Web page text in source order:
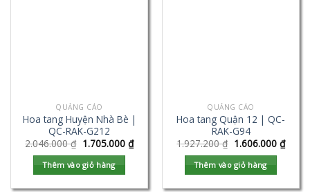
QUẢNG CÁO
Hoa tang Huyện Nhà Bè |
QC-RAK-G212
2.046.000₫ 1.705.000 ₫
Thêm vào giỏ hàng
QUẢNG CÁO
Hoa tang Quận 12 | QC-
RAK-G94
1.927.200₫ 1.606.000 ₫
Thêm vào giỏ hàng